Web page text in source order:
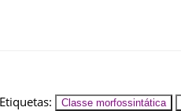
Etiquetas: Classe morfossintática